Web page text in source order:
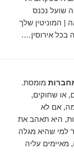
שועל נכנס
| המוניטין שלך
בכל אירוסין….
מומסת.
או שחוקים,
אם לא
היא תאהב את
למי שהיא מגלה
עליה